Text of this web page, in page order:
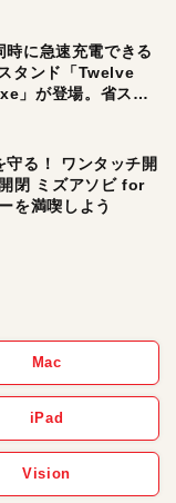
に急速充電できる
タンド「Twelve
」が登場。省スペ
たい人にオスス
る！ ワンタッチ開
閉 ミズアソビ for
を満喫しよう
Mac
iPad
Vision